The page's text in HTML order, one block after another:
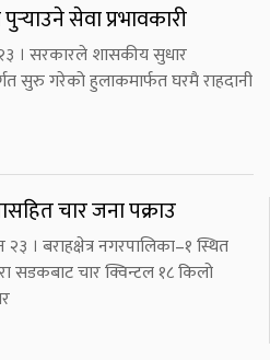
सेवा प्रभावकारी
। सरकारले शासकीय सुधार
सुरु गरेको हुलाकमार्फत घरमै राहदानी
चार जना पक्राउ
। बराहक्षेत्र नगरपालिका–१ स्थित
सडकबाट चार क्विन्टल १८ किलो